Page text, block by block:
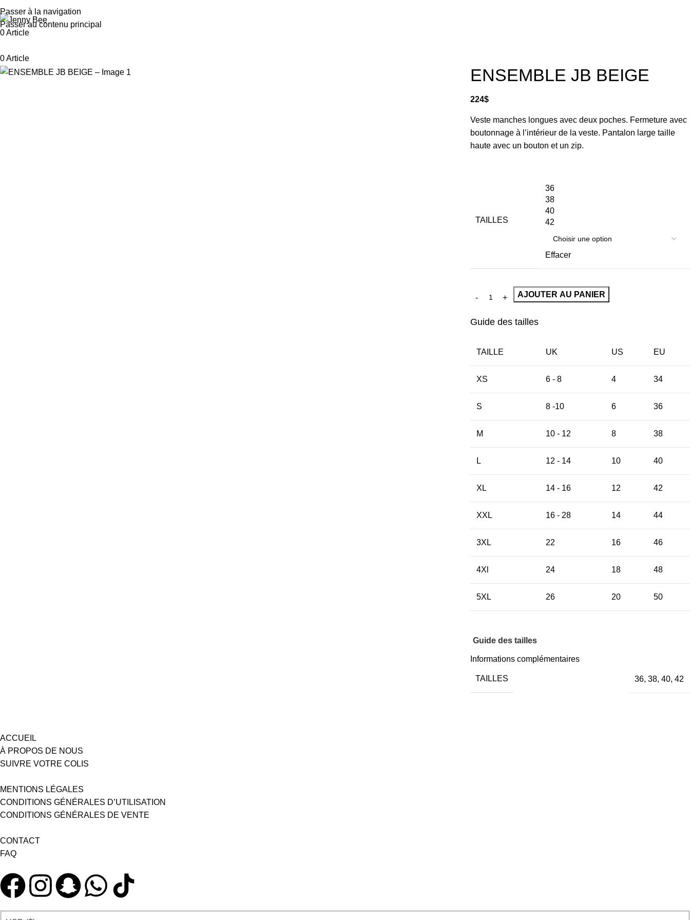
Passer à la navigation
Passer au contenu principal
0Article
0Article
ENSEMBLE JB BEIGE
224$
Veste manches longues avec deux poches. Fermeture avec
boutonnage à l’intérieur de la veste. Pantalon large taille
haute avec un bouton et un zip.
TAILLES
36
38
40
42
Effacer
AJOUTER AU PANIER
Guide des tailles
TAILLE UK US EU
XS 6 - 8 4 34
S 8 -10 6 36
M 10 - 12 8 38
L 12 - 14 10 40
XL 14 - 16 12 42
XXL 16 - 28 14 44
3XL 22 16 46
4Xl 24 18 48
5XL 26 20 50
Guide des tailles
Informations complémentaires
TAILLES 36, 38, 40, 42
ACCUEIL
À PROPOS DE NOUS
SUIVRE VOTRE COLIS
MENTIONS LÉGALES
CONDITIONS GÉNÉRALES D’UTILISATION
CONDITIONS GÉNÉRALES DE VENTE
CONTACT
FAQ